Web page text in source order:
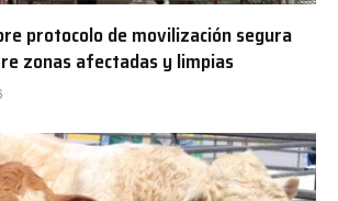
protocolo de movilización segura
zonas afectadas y limpias